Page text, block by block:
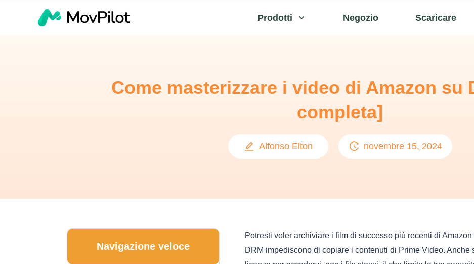
Prodotti Negozio Scaricare
Come masterizzare i video di Amazon su
completa]
Alfonso Elton novembre 15, 2024
Navigazione veloce
Potresti voler archiviare i film di successo più recenti di
DRM impediscono di copiare i contenuti di Prime Video.